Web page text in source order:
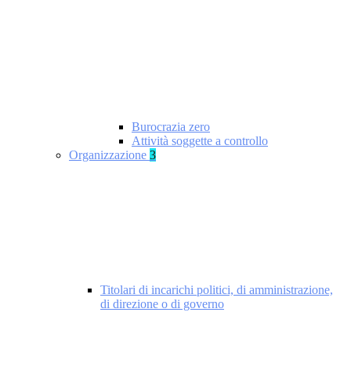
Burocrazia zero
Attività soggette a controllo
Organizzazione 3
Titolari di incarichi politici, di amministrazione,
di direzione o di governo